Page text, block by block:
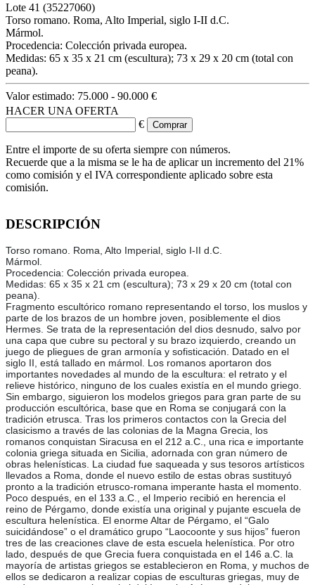
Lote 41 (35227060)
Torso romano. Roma, Alto Imperial, siglo I-II d.C.
Mármol.
Procedencia: Colección privada europea.
Medidas: 65 x 35 x 21 cm (escultura); 73 x 29 x 20 cm (total con
peana).
Valor estimado: 75.000 - 90.000 €
HACER UNA OFERTA
€
Entre el importe de su oferta siempre con números.
Recuerde que a la misma se le ha de aplicar un incremento del 21%
como comisión y el IVA correspondiente aplicado sobre esta
comisión.
DESCRIPCIÓN
Torso romano. Roma, Alto Imperial, siglo I-II d.C.
Mármol.
Procedencia: Colección privada europea.
Medidas: 65 x 35 x 21 cm (escultura); 73 x 29 x 20 cm (total con
peana).
Fragmento escultórico romano representando el torso, los muslos y
parte de los brazos de un hombre joven, posiblemente el dios
Hermes. Se trata de la representación del dios desnudo, salvo por
una capa que cubre su pectoral y su brazo izquierdo, creando un
juego de pliegues de gran armonía y sofisticación. Datado en el
siglo II, está tallado en mármol. Los romanos aportaron dos
importantes novedades al mundo de la escultura: el retrato y el
relieve histórico, ninguno de los cuales existía en el mundo griego.
Sin embargo, siguieron los modelos griegos para gran parte de su
producción escultórica, base que en Roma se conjugará con la
tradición etrusca. Tras los primeros contactos con la Grecia del
clasicismo a través de las colonias de la Magna Grecia, los
romanos conquistan Siracusa en el 212 a.C., una rica e importante
colonia griega situada en Sicilia, adornada con gran número de
obras helenísticas. La ciudad fue saqueada y sus tesoros artísticos
llevados a Roma, donde el nuevo estilo de estas obras sustituyó
pronto a la tradición etrusco-romana imperante hasta el momento.
Poco después, en el 133 a.C., el Imperio recibió en herencia el
reino de Pérgamo, donde existía una original y pujante escuela de
escultura helenística. El enorme Altar de Pérgamo, el “Galo
suicidándose” o el dramático grupo “Laocoonte y sus hijos” fueron
tres de las creaciones clave de esta escuela helenística. Por otro
lado, después de que Grecia fuera conquistada en el 146 a.C. la
mayoría de artistas griegos se establecieron en Roma, y muchos de
ellos se dedicaron a realizar copias de esculturas griegas, muy de